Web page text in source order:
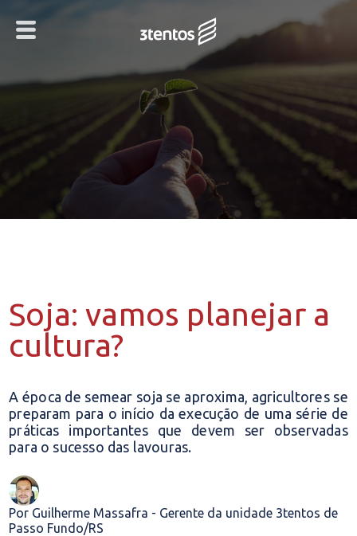
Soja: vamos planejar a
cultura?
A época de semear soja se aproxima, agricultores se
preparam para o início da execução de uma série de
práticas importantes que devem ser observadas
para o sucesso das lavouras.
Por Guilherme Massafra - Gerente da unidade 3tentos de
Passo Fundo/RS